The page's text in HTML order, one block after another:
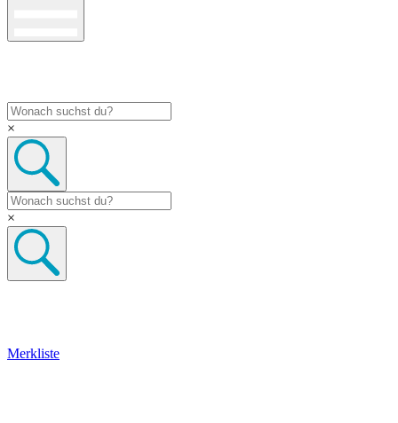
×
×
Merkliste